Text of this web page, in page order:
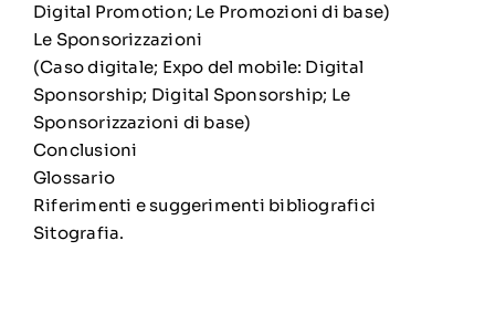
Digital Promotion; Le Promozioni di base)
Le Sponsorizzazioni
(Caso digitale; Expo del mobile: Digital
Sponsorship; Digital Sponsorship; Le
Sponsorizzazioni di base)
Conclusioni
Glossario
Riferimenti e suggerimenti bibliografici
Sitografia.